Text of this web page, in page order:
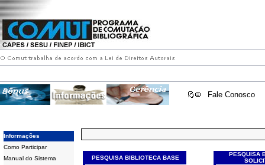
Fale Conosco
Informações
Como Participar
Manual do Sistema
PESQUISA BIBLIOTECA BASE
PESQUISA